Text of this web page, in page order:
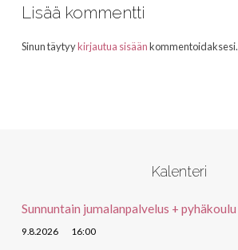
Lisää kommentti
Sinun täytyykirjautua sisäänkommentoidaksesi.
Kalenteri
Sunnuntain jumalanpalvelus + pyhäkoulu
9.8.2026 16:00